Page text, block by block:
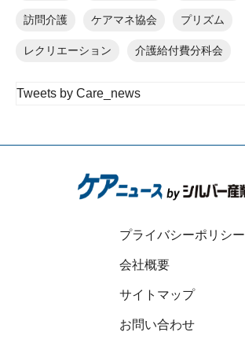
訪問介護 ケアマネ協会 プリズム
レクリエーション 介護給付費分科会
Tweets by Care_news
プライバシーポリシー
会社概要
サイトマップ
お問い合わせ